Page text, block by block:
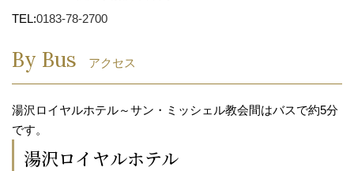
TEL:0183-78-2700
By Bus アクセス
湯沢ロイヤルホテル～サン・ミッシェル教会間はバスで約5分
です。
湯沢ロイヤルホテル